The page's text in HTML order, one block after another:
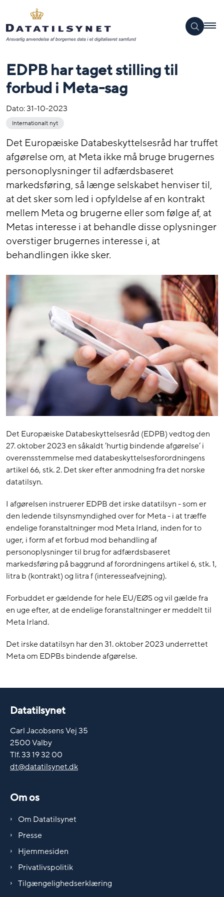
EDPB har taget stilling til
forbud i Meta-sag
Dato:31-10-2023
Internationalt nyt
Det Europæiske Databeskyttelsesråd har truffet
afgørelse om, at Meta ikke må bruge brugernes
personoplysninger til adfærdsbaseret
markedsføring, så længe selskabet henviser til,
at det sker som led i opfyldelse af en kontrakt
mellem Meta og brugerne eller som følge af, at
Metas interesse i at behandle disse oplysninger
overstiger brugernes interesse i, at
behandlingen ikke sker.
Det Europæiske Databeskyttelsesråd (EDPB) vedtog den
27. oktober 2023 en såkaldt ’hurtig bindende afgørelse’ i
overensstemmelse med databeskyttelsesforordningens
artikel 66, stk. 2. Det sker efter anmodning fra det norske
datatilsyn.
I afgørelsen instruerer EDPB det irske datatilsyn - som er
den ledende tilsynsmyndighed over for Meta - i at træffe
endelige foranstaltninger mod Meta Irland, inden for to
uger, i form af et forbud mod behandling af
personoplysninger til brug for adfærdsbaseret
markedsføring på baggrund af forordningens artikel 6, stk. 1,
litra b (kontrakt) og litra f (interesseafvejning).
Forbuddet er gældende for hele EU/EØS og vil gælde fra
en uge efter, at de endelige foranstaltninger er meddelt til
Meta Irland.
Det irske datatilsyn har den 31. oktober 2023 underrettet
Meta om EDPBs bindende afgørelse.
Datatilsynet
Carl Jacobsens Vej 35
2500 Valby
Tlf. 33 19 32 00
dt@datatilsynet.dk
Om os
Om Datatilsynet
Presse
Hjemmesiden
Privatlivspolitik
Tilgængelighedserklæring